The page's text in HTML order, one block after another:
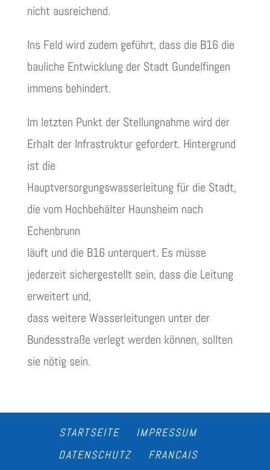
nicht ausreichend.
Ins Feld wird zudem geführt, dass die B16 die
bauliche Entwicklung der Stadt Gundelfingen
immens behindert.
Im letzten Punkt der Stellungnahme wird der
Erhalt der Infrastruktur gefordert. Hintergrund
ist die
Hauptversorgungswasserleitung für die Stadt,
die vom Hochbehälter Haunsheim nach
Echenbrunn
läuft und die B16 unterquert. Es müsse
jederzeit sichergestellt sein, dass die Leitung
erweitert und,
dass weitere Wasserleitungen unter der
Bundesstraße verlegt werden können, sollten
sie nötig sein.
STARTSEITE
IMPRESSUM
DATENSCHUTZ
FRANCAIS